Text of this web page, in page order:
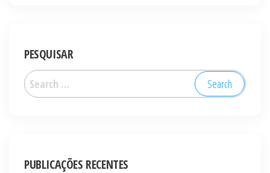
PESQUISAR
Search
for:
PUBLICAÇÕES RECENTES